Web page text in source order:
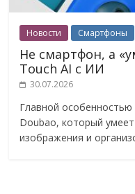
Новости Смартфоны
Не смартфон, а
Touch AI с ИИ
30.07.2026
Главной
Doubao, который
изображения и